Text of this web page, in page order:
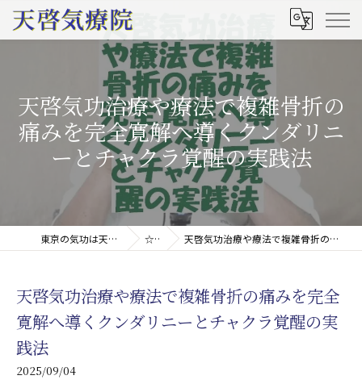
天啓気功治療や療法で複雑骨折の
痛みを完全寛解へ導くクンダリニ
ーとチャクラ覚醒の実践法
東京の気功は天啓気療院(天啓気功療法治療院) ☆コラム 天啓気功治療や療法で複雑骨折の痛みを完全寛解へ導くクンダリニーとチャクラ覚醒の実践法
天啓気功治療や療法で複雑骨折の痛みを完全
寛解へ導くクンダリニーとチャクラ覚醒の実
践法
2025/09/04